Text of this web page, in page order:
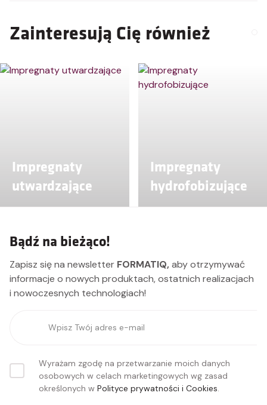
Zainteresują Cię również
Impregnaty
utwardzające
posadzki betonowe
Impregnaty
hydrofobizujące
przypowierzchniową i
Bądź na bieżąco!
Zapisz się na newsletter FORMATIQ,aby otrzymywać
informacje o nowych produktach, ostatnich realizacjach
i nowoczesnych technologiach!
Wyrażam zgodę na przetwarzanie moich danych
osobowych w celach marketingowych wg zasad
określonych w Polityce prywatności i Cookies.
Dodano do koszyka
PRZEJDŹ DO KOSZYKA
Kontynuuj zakupy